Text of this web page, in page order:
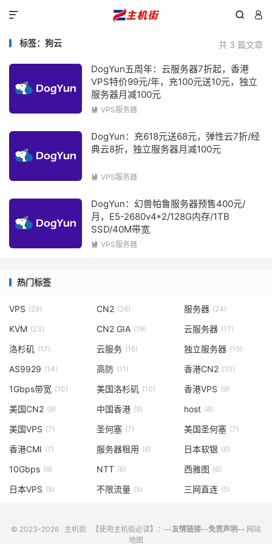
 

共 3 篇文章
标签：狗云
DogYun五周年：云服务器7折起，香港
VPS特价99元/年，充100元送10元，独立
服务器月减100元
 VPS服务器
DogYun：充618元送68元，弹性云7折/经
典云8折，独立服务器月减100元
 VPS服务器
DogYun：幻兽帕鲁服务器预售400元/
月，E5-2680v4*2/128G内存/1TB
SSD/40M带宽
 VPS服务器
热门标签
VPS (29) CN2 (26) 服务器 (24)
KVM (23) CN2 GIA (19) 云服务器 (17)
洛杉矶 (17) 云服务 (16) 独立服务器 (15)
AS9929 (14) 高防 (11) 香港CN2 (10)
1Gbps带宽 (10) 美国洛杉矶 (10) 香港VPS (9)
美国CN2 (9) 中国香港 (9) host (8)
美国VPS (7) 圣何塞 (7) 美国圣何塞 (7)
香港CMI (7) 服务器租用 (6) 日本软银 (6)
10Gbps (6) NTT (6) 西雅图 (6)
日本VPS (5) 不限流量 (5) 三网直连 (5)
© 2023-2026 主机街 【使用主机街必读】： --友情链接--免责声明-- 网站
地图